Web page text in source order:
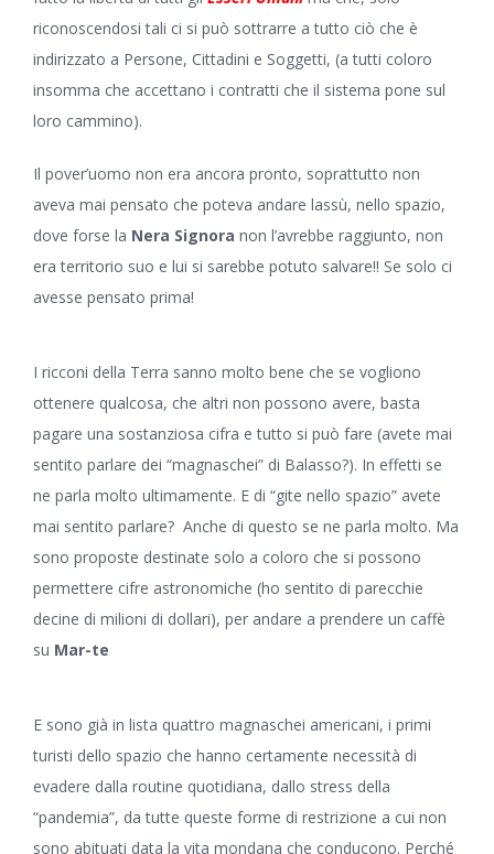
riconoscendosi tali ci si può sottrarre a tutto ciò che è
indirizzato a Persone, Cittadini e Soggetti, (a tutti coloro
insomma che accettano i contratti che il sistema pone sul
loro cammino).
Il pover’uomo non era ancora pronto, soprattutto non
aveva mai pensato che poteva andare lassù, nello spazio,
dove forse la Nera Signora non l’avrebbe raggiunto, non
era territorio suo e lui si sarebbe potuto salvare!! Se solo ci
avesse pensato prima!
I ricconi della Terra sanno molto bene che se vogliono
ottenere qualcosa, che altri non possono avere, basta
pagare una sostanziosa cifra e tutto si può fare (avete mai
sentito parlare dei “magnaschei” di Balasso?). In effetti se
ne parla molto ultimamente. E di “gite nello spazio” avete
mai sentito parlare? Anche di questo se ne parla molto. Ma
sono proposte destinate solo a coloro che si possono
permettere cifre astronomiche (ho sentito di parecchie
decine di milioni di dollari), per andare a prendere un caffè
su Mar-te
E sono già in lista quattro magnaschei americani, i primi
turisti dello spazio che hanno certamente necessità di
evadere dalla routine quotidiana, dallo stress della
“pandemia”, da tutte queste forme di restrizione a cui non
sono abituati data la vita mondana che conducono. Perché